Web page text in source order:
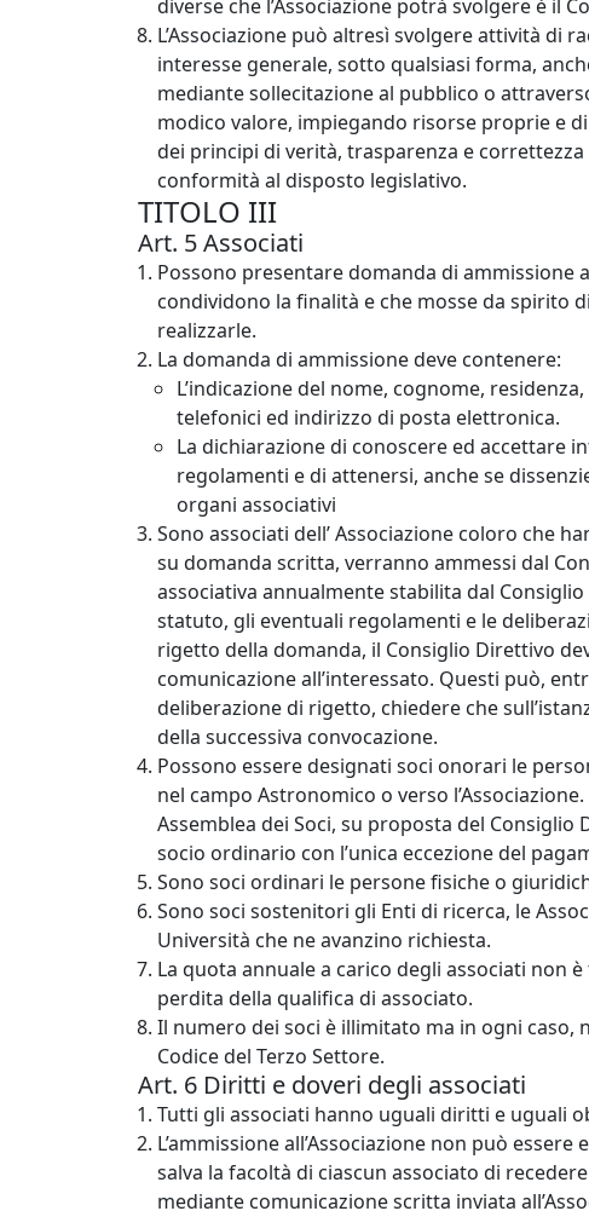
diverse che l’Associazione potrà svolgere è il
L’Associazione può altresì svolgere attività di
interesse generale, sotto qualsiasi forma,
mediante sollecitazione al pubblico o
modico valore, impiegando risorse proprie e
dei principi di verità, trasparenza e
conformità al disposto legislativo.
TITOLO III
Art. 5 Associati
Possono presentare domanda di ammissione
condividono la finalità e che mosse da spirito
realizzarle.
La domanda di ammissione deve contenere:
L’indicazione del nome, cognome,
telefonici ed indirizzo di posta elettronica.
La dichiarazione di conoscere ed accettare
regolamenti e di attenersi, anche se
organi associativi
Sono associati dell’ Associazione coloro che
su domanda scritta, verranno ammessi dal
associativa annualmente stabilita dal
statuto, gli eventuali regolamenti e le
rigetto della domanda, il Consiglio Direttivo
comunicazione all’interessato. Questi può,
deliberazione di rigetto, chiedere che
della successiva convocazione.
Possono essere designati soci onorari le
nel campo Astronomico o verso
Assemblea dei Soci, su proposta del
socio ordinario con l’unica eccezione del
Sono soci ordinari le persone fisiche o
Sono soci sostenitori gli Enti di ricerca, le
Università che ne avanzino richiesta.
La quota annuale a carico degli associati non
perdita della qualifica di associato.
Il numero dei soci è illimitato ma in ogni
Codice del Terzo Settore.
Art. 6 Diritti e doveri degli associati
Tutti gli associati hanno uguali diritti e uguali
L’ammissione all’Associazione non può
salva la facoltà di ciascun associato di
mediante comunicazione scritta inviata